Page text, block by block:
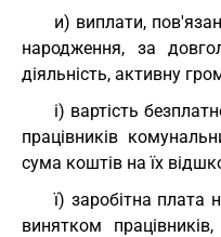
и) виплати,
народження, за
діяльність, активну
і) вартість
працівників
сума коштів на їх
ї) заробітна плата
винятком